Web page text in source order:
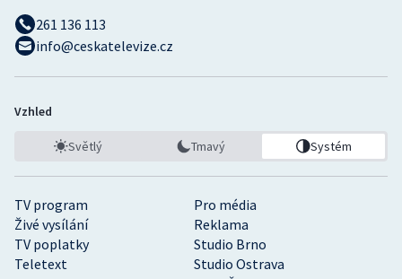
TV program
Pro média
Živé vysílání
Reklama
TV poplatky
Studio Brno
Teletext
Studio Ostrava
261 136 113
info@ceskatelevize.cz
Vzhled
Světlý Tmavý Systém